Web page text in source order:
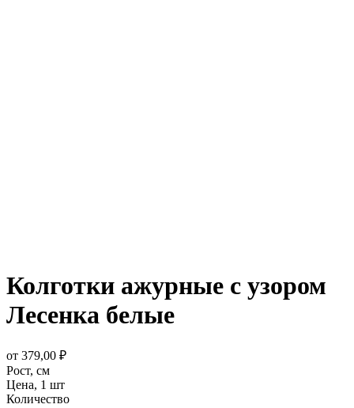
Колготки ажурные с узором
Лесенка белые
от 379,00 ₽
Рост, см
Цена, 1 шт
Количество